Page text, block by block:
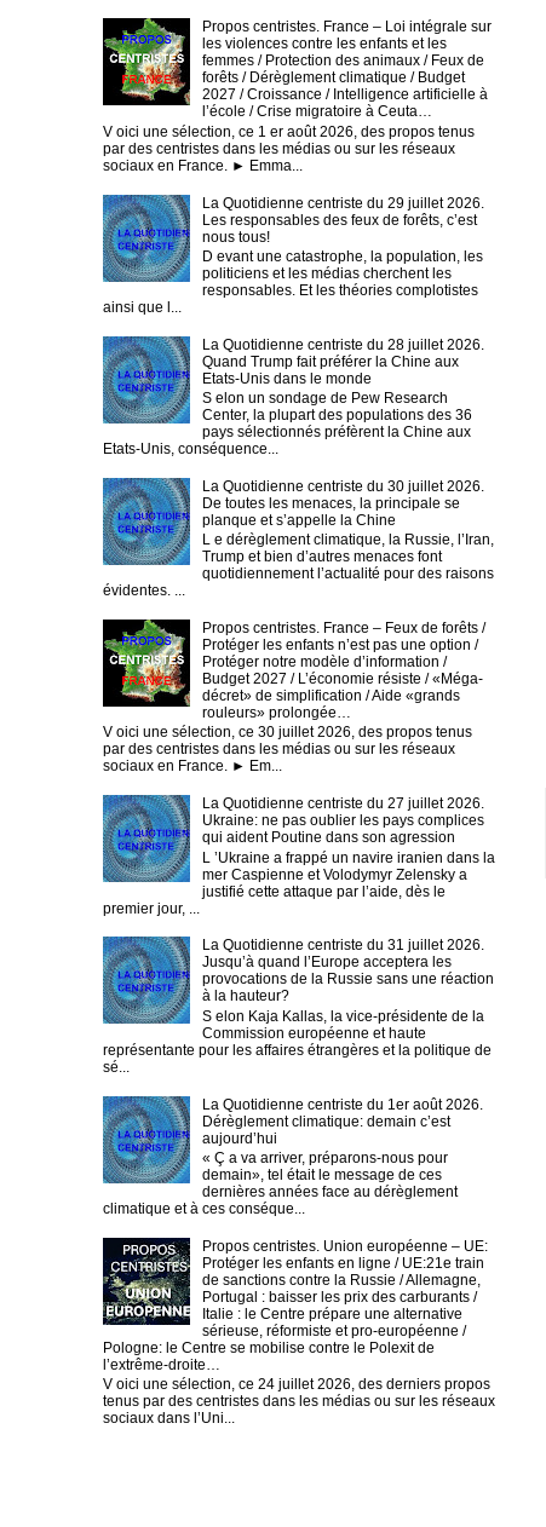
Propos centristes. France – Loi intégrale sur
les violences contre les enfants et les
femmes / Protection des animaux / Feux de
forêts / Dérèglement climatique / Budget
2027 / Croissance / Intelligence artificielle à
l’école / Crise migratoire à Ceuta…
V oici une sélection, ce 1 er août 2026, des propos tenus
par des centristes dans les médias ou sur les réseaux
sociaux en France. ► Emma...
La Quotidienne centriste du 29 juillet 2026.
Les responsables des feux de forêts, c’est
nous tous!
D evant une catastrophe, la population, les
politiciens et les médias cherchent les
responsables. Et les théories complotistes
ainsi que l...
La Quotidienne centriste du 28 juillet 2026.
Quand Trump fait préférer la Chine aux
Etats-Unis dans le monde
S elon un sondage de Pew Research
Center, la plupart des populations des 36
pays sélectionnés préfèrent la Chine aux
Etats-Unis, conséquence...
La Quotidienne centriste du 30 juillet 2026.
De toutes les menaces, la principale se
planque et s’appelle la Chine
L e dérèglement climatique, la Russie, l’Iran,
Trump et bien d’autres menaces font
quotidiennement l’actualité pour des raisons
évidentes. ...
Propos centristes. France – Feux de forêts /
Protéger les enfants n’est pas une option /
Protéger notre modèle d’information /
Budget 2027 / L’économie résiste / «Méga-
décret» de simplification / Aide «grands
rouleurs» prolongée…
V oici une sélection, ce 30 juillet 2026, des propos tenus
par des centristes dans les médias ou sur les réseaux
sociaux en France. ► Em...
La Quotidienne centriste du 27 juillet 2026.
Ukraine: ne pas oublier les pays complices
qui aident Poutine dans son agression
L ’Ukraine a frappé un navire iranien dans la
mer Caspienne et Volodymyr Zelensky a
justifié cette attaque par l’aide, dès le
premier jour, ...
La Quotidienne centriste du 31 juillet 2026.
Jusqu’à quand l’Europe acceptera les
provocations de la Russie sans une réaction
à la hauteur?
S elon Kaja Kallas, la vice-présidente de la
Commission européenne et haute
représentante pour les affaires étrangères et la politique de
sé...
La Quotidienne centriste du 1er août 2026.
Dérèglement climatique: demain c’est
aujourd’hui
« Ç a va arriver, préparons-nous pour
demain», tel était le message de ces
dernières années face au dérèglement
climatique et à ces conséque...
Propos centristes. Union européenne – UE:
Protéger les enfants en ligne / UE:21e train
de sanctions contre la Russie / Allemagne,
Portugal : baisser les prix des carburants /
Italie : le Centre prépare une alternative
sérieuse, réformiste et pro-européenne /
Pologne: le Centre se mobilise contre le Polexit de
l’extrême-droite…
V oici une sélection, ce 24 juillet 2026, des derniers propos
tenus par des centristes dans les médias ou sur les réseaux
sociaux dans l’Uni...